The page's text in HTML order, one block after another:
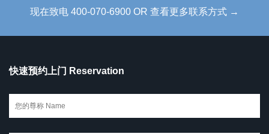
现在致电 400-070-6900 OR 查看更多联系方式 →
快速预约上门 Reservation